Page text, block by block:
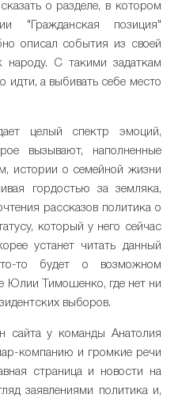
о разделе, в котором
"Гражданская позиция"
описал события из своей
народу. С такими задаткам
идти, а выбивать себе место
целый спектр эмоций,
вызывают, наполненные
истории о семейной жизни
гордостью за земляка,
рассказов политика о
который у него сейчас
устанет читать данный
то будет о возможном
Юлии Тимошенко, где нет ни
выборов.
сайта у команды Анатолия
компанию и громкие речи
страница и новости на
заявлениями политика и,